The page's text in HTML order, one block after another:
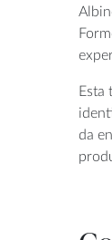
Esta
da